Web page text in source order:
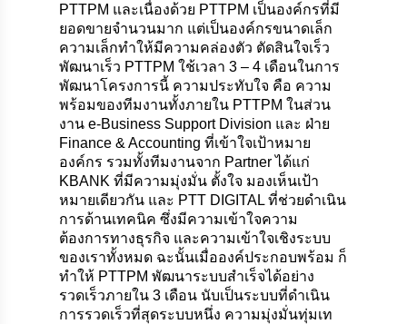
PTTPM และเนื่องด้วย PTTPM เป็นองค์กรที่มี
ยอดขายจำนวนมาก แต่เป็นองค์กรขนาดเล็ก
ความเล็กทำให้มีความคล่องตัว ตัดสินใจเร็ว
พัฒนาเร็ว PTTPM ใช้เวลา 3 – 4 เดือนในการ
พัฒนาโครงการนี้ ความประทับใจ คือ ความ
พร้อมของทีมงานทั้งภายใน PTTPM ในส่วน
งาน e-Business Support Division และ ฝ่าย
Finance & Accounting ที่เข้าใจเป้าหมาย
องค์กร รวมทั้งทีมงานจาก Partner ได้แก่
KBANK ที่มีความมุ่งมั่น ตั้งใจ มองเห็นเป้า
หมายเดียวกัน และ PTT DIGITAL ที่ช่วยดำเนิน
การด้านเทคนิค ซึ่งมีความเข้าใจความ
ต้องการทางธุรกิจ และความเข้าใจเชิงระบบ
ของเราทั้งหมด ฉะนั้นเมื่อองค์ประกอบพร้อม ก็
ทำให้ PTTPM พัฒนาระบบสำเร็จได้อย่าง
รวดเร็วภายใน 3 เดือน นับเป็นระบบที่ดำเนิน
การรวดเร็วที่สุดระบบหนึ่ง ความมุ่งมั่นทุ่มเท